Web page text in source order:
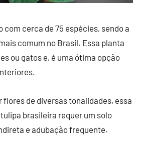
com cerca de 75 espécies, sendo a
comum no Brasil. Essa planta
ou gatos e, é uma ótima opção
flores de diversas tonalidades, essa
brasileira requer um solo
e adubação frequente.